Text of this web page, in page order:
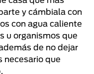
y cámbiala con
con agua caliente
u organismos que
de no dejar
necesario que